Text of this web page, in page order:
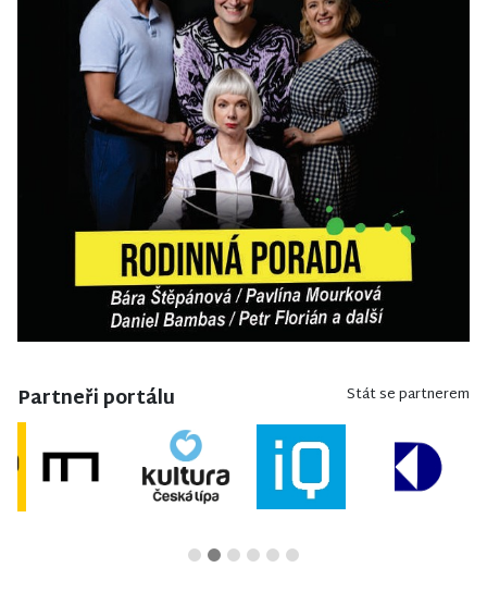
Partneři portálu Stát se partnerem